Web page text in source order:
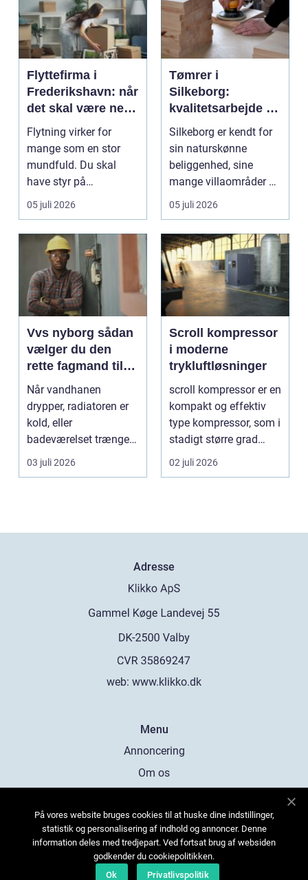
Flyttefirma i
Frederikshavn: når
det skal være nemt
at komme videre
Flytning virker for
mange som en stor
mundfuld. Du skal
have styr på
nedpakning, tunge
l&oslas...
05 juli 2026
Tømrer i
Silkeborg:
kvalitetsarbejde til
overkommelige
priser
Silkeborg er kendt for
sin naturskønne
beliggenhed, sine
mange villaområder og
en bland...
05 juli 2026
Vvs nyborg sådan
vælger du den
rette fagmand til
opgaven
Når vandhanen
drypper, radiatoren er
kold, eller
badeværelset trænger
til en gennemgribende
renoveri...
03 juli 2026
Scroll kompressor
i moderne
trykluftløsninger
scroll kompressor er en
kompakt og effektiv
type kompressor, som i
stadigt større grad
vælges til an...
02 juli 2026
Adresse
web: www.klikko.dk
Menu
Annoncering
Om os
Kontakt os
Sitemap
På vores website bruges cookies til at huske dine indstillinger,
statistik og personalisering af indhold og annoncer. Denne
information deles med tredjepart. Ved fortsat brug af websiden
godkender du cookiepolitikken.
Ok
Privatlivspolitik